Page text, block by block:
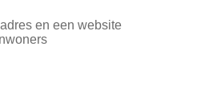
en een website